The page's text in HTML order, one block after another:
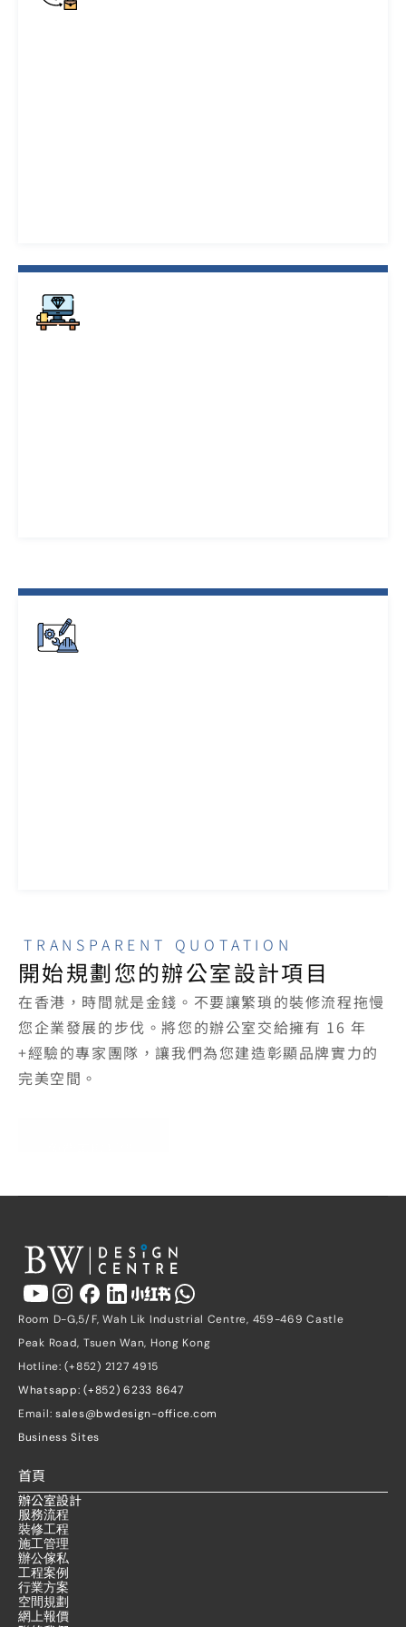
TRANSPARENT QUOTATION
開始規劃您的辦公室設計項目
在香港，時間就是金錢。不要讓繁瑣的裝修流程拖慢
您企業發展的步伐。將您的辦公室交給擁有 16 年
+經驗的專家團隊，讓我們為您建造彰顯品牌實力的
完美空間。
Room D-G,5/F, Wah Lik Industrial Centre, 459-469 Castle
Peak Road, Tsuen Wan, Hong Kong
Hotline: (+852) 2127 4915
Whatsapp: (+852) 6233 8647
Email: sales@bwdesign-office.com
Business Sites
首頁
辦公室設計
服務流程
裝修工程
施工管理
辦公傢私
工程案例
行業方案
空間規劃
網上報價